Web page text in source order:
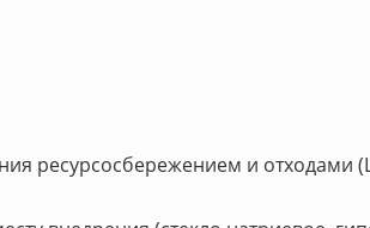
ресурсосбережением и